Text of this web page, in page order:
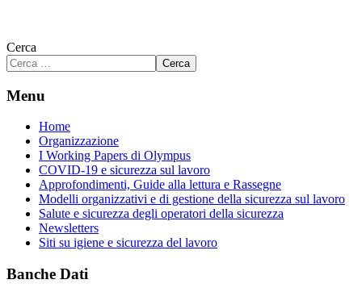
Cerca
Cerca
Menu
Home
Organizzazione
I Working Papers di Olympus
COVID-19 e sicurezza sul lavoro
Approfondimenti, Guide alla lettura e Rassegne
Modelli organizzativi e di gestione della sicurezza sul lavoro
Salute e sicurezza degli operatori della sicurezza
Newsletters
Siti su igiene e sicurezza del lavoro
Banche Dati